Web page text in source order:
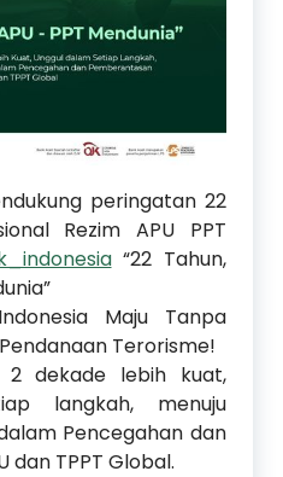
peringatan 22
Rezim APU PPT
“22 Tahun,
Maju Tanpa
Terorisme!
dekade lebih kuat,
langkah, menuju
Pencegahan dan
dan TPPT Global.